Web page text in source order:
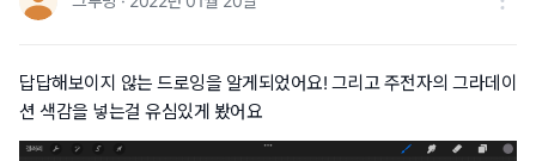
답답해보이지 않는 드로잉을 알게되었어요! 그리고 주전자의 그라데이
션 색감을 넣는걸 유심있게 봤어요